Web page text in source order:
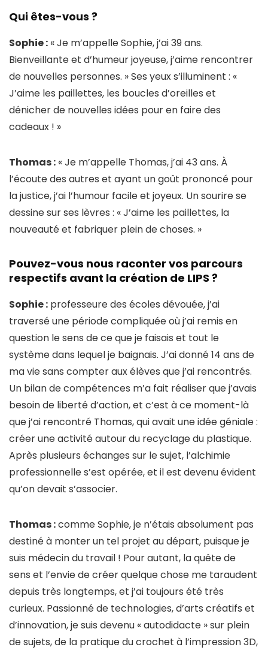
Qui êtes-vous ?
Sophie : « Je m’appelle Sophie, j’ai 39 ans.
Bienveillante et d’humeur joyeuse, j’aime rencontrer
de nouvelles personnes. » Ses yeux s’illuminent : «
J’aime les paillettes, les boucles d’oreilles et
dénicher de nouvelles idées pour en faire des
cadeaux ! »
Thomas : « Je m’appelle Thomas, j’ai 43 ans. À
l’écoute des autres et ayant un goût prononcé pour
la justice, j’ai l’humour facile et joyeux. Un sourire se
dessine sur ses lèvres : « J’aime les paillettes, la
nouveauté et fabriquer plein de choses. »
Pouvez-vous nous raconter vos parcours
respectifs avant la création de LIPS ?
Sophie : professeure des écoles dévouée, j’ai
traversé une période compliquée où j’ai remis en
question le sens de ce que je faisais et tout le
système dans lequel je baignais. J’ai donné 14 ans de
ma vie sans compter aux élèves que j’ai rencontrés.
Un bilan de compétences m’a fait réaliser que j’avais
besoin de liberté d’action, et c’est à ce moment-là
que j’ai rencontré Thomas, qui avait une idée géniale :
créer une activité autour du recyclage du plastique.
Après plusieurs échanges sur le sujet, l’alchimie
professionnelle s’est opérée, et il est devenu évident
qu’on devait s’associer.
Thomas :comme Sophie, je n’étais absolument pas
destiné à monter un tel projet au départ, puisque je
suis médecin du travail ! Pour autant, la quête de
sens et l’envie de créer quelque chose me taraudent
depuis très longtemps, et j’ai toujours été très
curieux. Passionné de technologies, d’arts créatifs et
d’innovation, je suis devenu « autodidacte » sur plein
de sujets, de la pratique du crochet à l’impression 3D,